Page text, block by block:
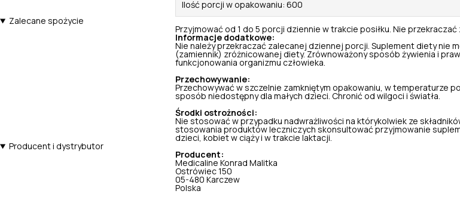
Ilość porcji w opakowaniu: 600
Zalecane spożycie
Przyjmować od 1 do 5 porcji dziennie w trakcie posiłku. Nie
Informacje dodatkowe:
Nie należy przekraczać zalecanej dziennej porcji. Suplement diety nie
(zamiennik) zróżnicowanej diety. Zrównoważony sposób żywienia i
funkcjonowania organizmu człowieka.
Przechowywanie:
Przechowywać w szczelnie zamkniętym opakowaniu, w temperaturze
sposób niedostępny dla małych dzieci. Chronić od wilgoci i światła.
Środki ostrożności:
Nie stosować w przypadku nadwrażliwości na którykolwiek ze
stosowania produktów leczniczych skonsultować przyjmowanie
dzieci, kobiet w ciąży i w trakcie laktacji.
Producent i dystrybutor
Producent:
Medicaline Konrad Malitka
Ostrówiec 150
05-480 Karczew
Polska